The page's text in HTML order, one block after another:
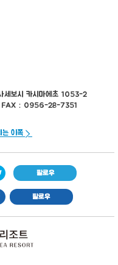
세보시 카시마에초 1053-2
：0956-28-7351
는 이쪽
팔로우
팔로우